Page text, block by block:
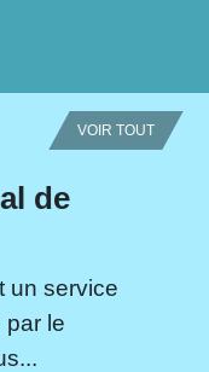
VOIR TOUT
de
un service
par le